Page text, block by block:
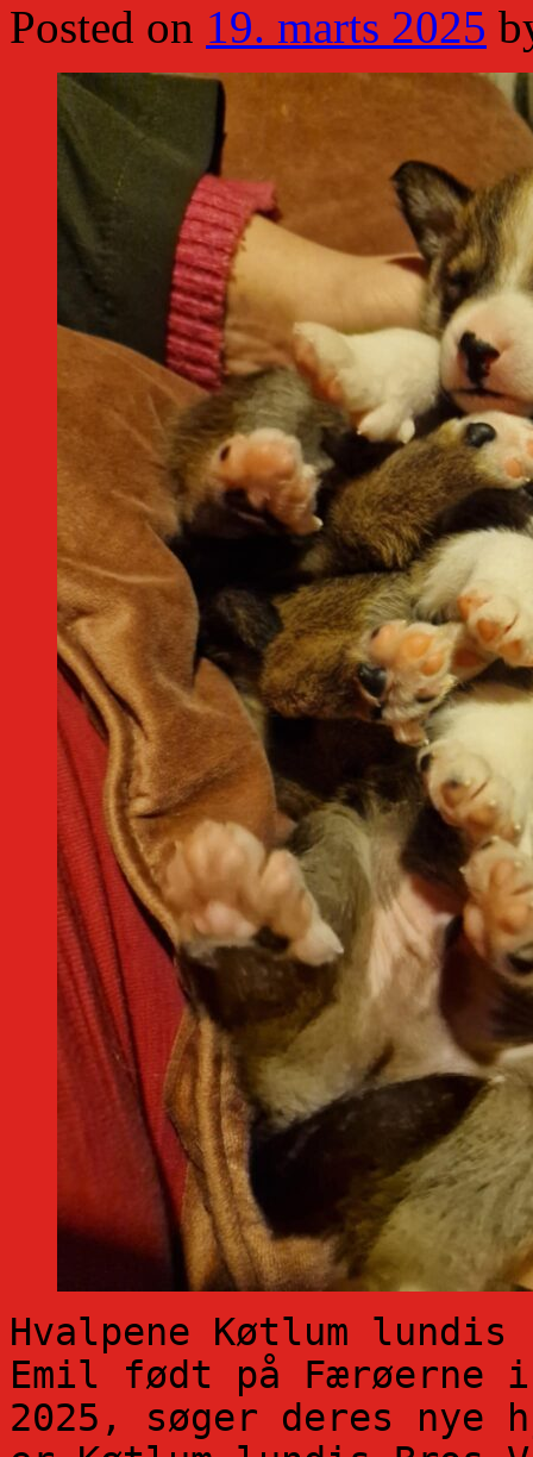
Posted on 19. marts 2025
Hvalpene Køtlum
Emil født på Færøerne
2025, søger deres nye